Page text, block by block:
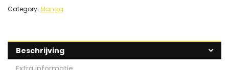
Category: Manga
Beschrijving